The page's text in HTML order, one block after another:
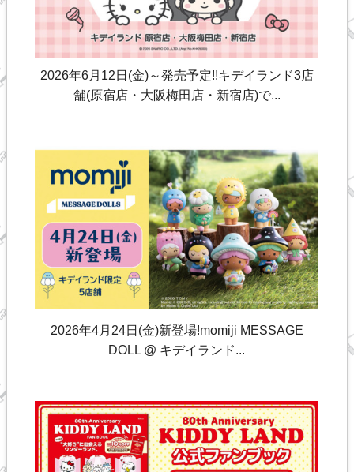
2026年6月12日(金)～発売予定!!キデイランド3店
舗(原宿店・大阪梅田店・新宿店)で...
2026年4月24日(金)新登場!momiji MESSAGE
DOLL @ キデイランド...